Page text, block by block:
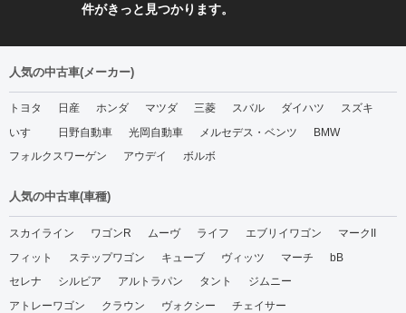
件がきっと見つかります。
人気の中古車(メーカー)
トヨタ 日産 ホンダ マツダ 三菱 スバル ダイハツ
スズキ
いすゞ
日野自動車 光岡自動車 メルセデス・ベンツ
BMW
フォルクスワーゲン
アウデイ ボルボ
人気の中古車(車種)
スカイライン ワゴンR ムーヴ ライフ エブリイワゴン
マークII
フィット
ステップワゴン キューブ ヴィッツ マーチ
bB
セレナ
シルビア アルトラパン タント
ジムニー
アトレーワゴン
クラウン ヴォクシー チェイサー